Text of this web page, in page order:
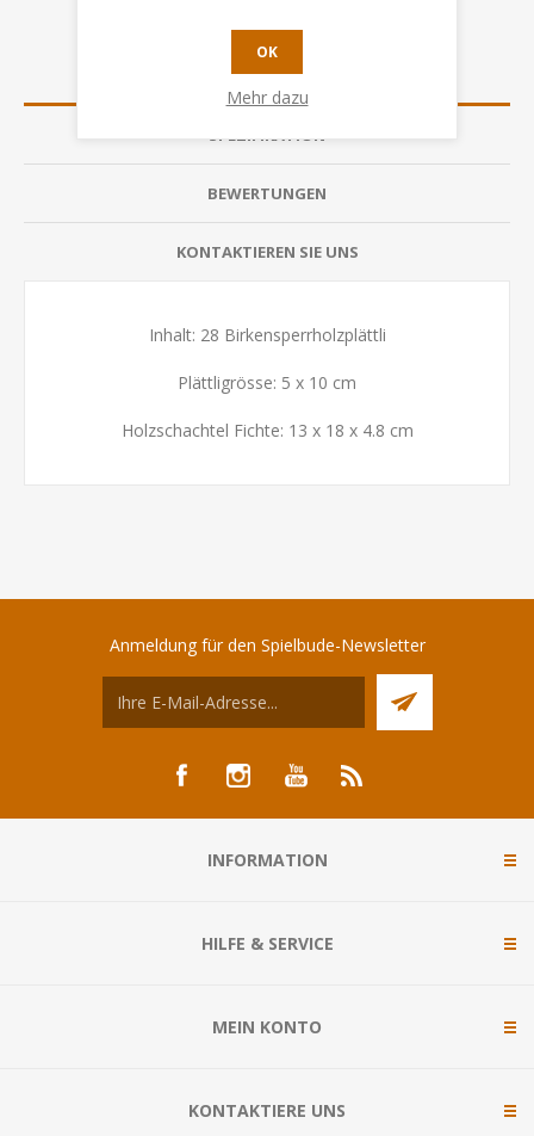
ÜBERSICHT
SPEZIFIKATION
BEWERTUNGEN
KONTAKTIEREN SIE UNS
Inhalt: 28 Birkensperrholzplättli
Plättligrösse: 5 x 10 cm
Holzschachtel Fichte: 13 x 18 x 4.8 cm
Anmeldung für den Spielbude-Newsletter
INFORMATION
HILFE & SERVICE
MEIN KONTO
KONTAKTIERE UNS
OK
Mehr dazu